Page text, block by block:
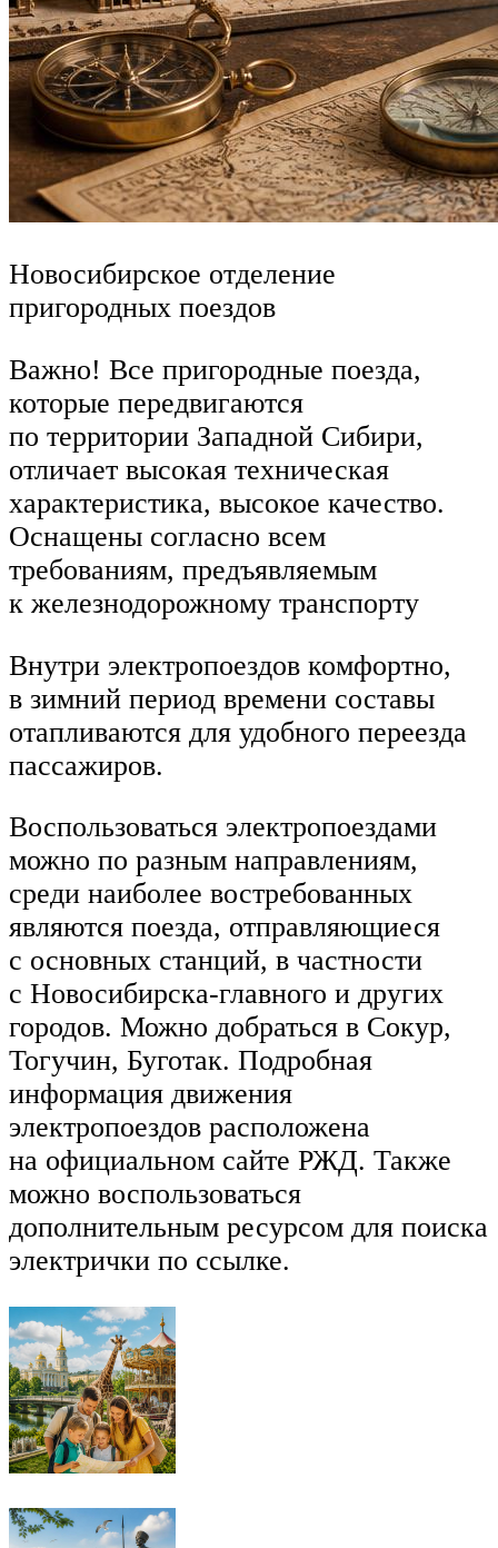
Новосибирское отделение
пригородных поездов
Важно! Все пригородные поезда,
которые передвигаются
по территории Западной Сибири,
отличает высокая техническая
характеристика, высокое качество.
Оснащены согласно всем
требованиям, предъявляемым
к железнодорожному транспорту
Внутри электропоездов комфортно,
в зимний период времени составы
отапливаются для удобного переезда
пассажиров.
Воспользоваться электропоездами
можно по разным направлениям,
среди наиболее востребованных
являются поезда, отправляющиеся
с основных станций, в частности
с Новосибирска-главного и других
городов. Можно добраться в Сокур,
Тогучин, Буготак. Подробная
информация движения
электропоездов расположена
на официальном сайте РЖД. Также
можно воспользоваться
дополнительным ресурсом для поиска
электрички по ссылке.